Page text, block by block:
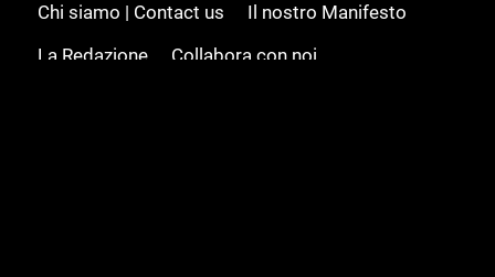
Chi siamo | Contact us
Il nostro Manifesto
La Redazione
Collabora con noi